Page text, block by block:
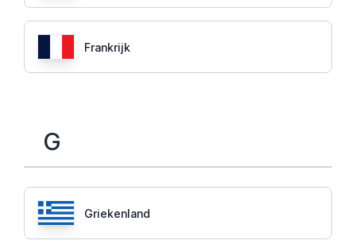
Frankrijk
G
Griekenland